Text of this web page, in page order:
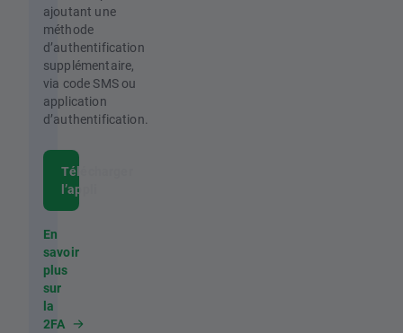
ajoutant une
méthode
d’authentification
supplémentaire,
via code SMS ou
application
d’authentification.
Télécharger
l’appli
En
savoir
plus
sur
la
2FA